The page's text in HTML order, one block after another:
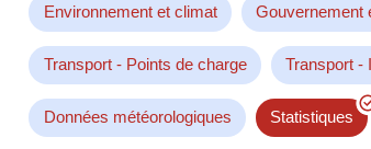
Environnement et climat Gouvernement
Transport - Points de charge Transport -
Données météorologiques Statistiques